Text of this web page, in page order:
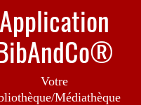
Application
Votre
Médiathèque